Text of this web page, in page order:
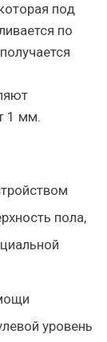
под
по
1 мм.
пола,
уровень